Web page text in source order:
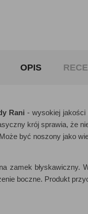
OPIS
Rani - wysokiej jakości
krój sprawia, że
być noszony jako
zamek błyskawiczny.
boczne. Produkt